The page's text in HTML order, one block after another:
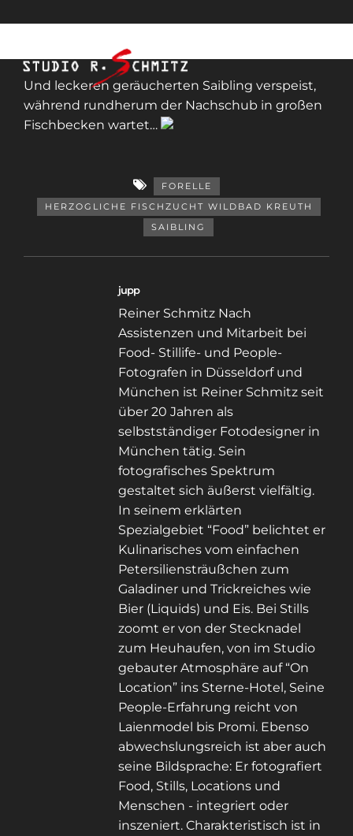
Und leckeren geräucherten Saibling verspeist,
während rundherum der Nachschub in großen
Fischbecken wartet…
FORELLE
HERZOGLICHE FISCHZUCHT WILDBAD KREUTH
SAIBLING
jupp
Reiner Schmitz Nach
Assistenzen und Mitarbeit bei
Food- Stillife- und People-
Fotografen in Düsseldorf und
München ist Reiner Schmitz seit
über 20 Jahren als
selbstständiger Fotodesigner in
München tätig. Sein
fotografisches Spektrum
gestaltet sich äußerst vielfältig.
In seinem erklärten
Spezialgebiet “Food” belichtet er
Kulinarisches vom einfachen
Petersiliensträußchen zum
Galadiner und Trickreiches wie
Bier (Liquids) und Eis. Bei Stills
zoomt er von der Stecknadel
zum Heuhaufen, von im Studio
gebauter Atmosphäre auf “On
Location” ins Sterne-Hotel, Seine
People-Erfahrung reicht von
Laienmodel bis Promi. Ebenso
abwechslungsreich ist aber auch
seine Bildsprache: Er fotografiert
Food, Stills, Locations und
Menschen - integriert oder
inszeniert. Charakteristisch ist in